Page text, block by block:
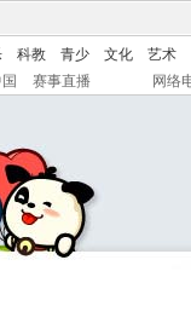
科教 青少 文化
艺术
赛事直播 网络